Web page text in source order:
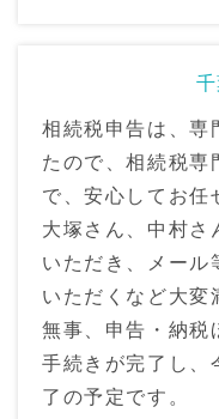
相続税申告は、専
たので、相続税専
で、安心してお任
大塚さん、中村さ
いただき、メール
いただくなど大変
無事、申告・納税
手続きが完了し、
了の予定です。